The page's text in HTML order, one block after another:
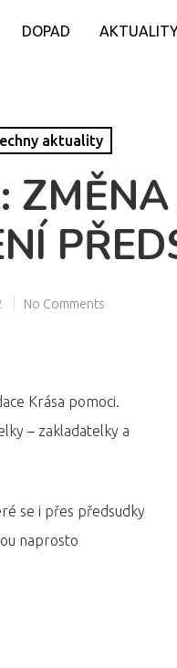
DOPAD
aktuality
No Comments
Krása pomoci.
– zakladatelky a
se i přes předsudky
naprosto